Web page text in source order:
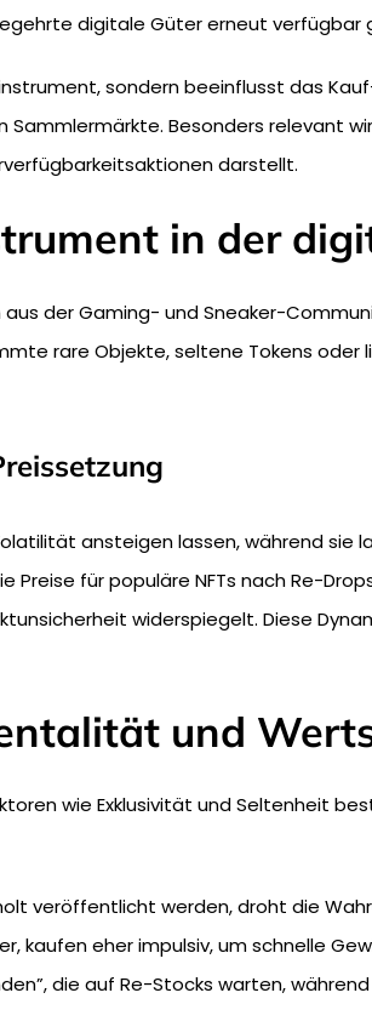
digitale Güter erneut verfügbar
sondern beeinflusst das
Besonders relevant
darstellt.
in der
der Gaming- und Sneaker-
rare Objekte, seltene Tokens
ansteigen lassen, während sie
Preise für populäre NFTs nach Re-
widerspiegelt. Diese
und
wie Exklusivität und Seltenheit
veröffentlicht werden, droht die
kaufen eher impulsiv, um schnelle
die auf Re-Stocks warten,